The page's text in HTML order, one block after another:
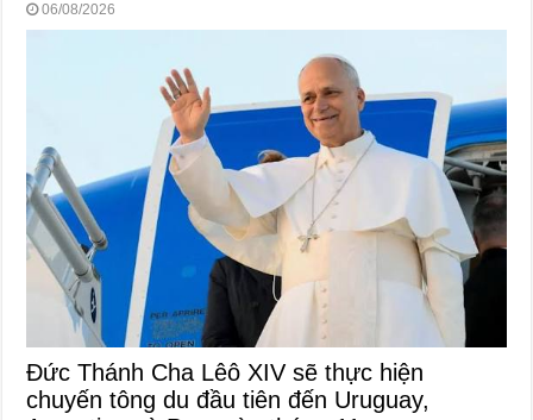
06/08/2026
Đức Thánh Cha Lêô XIV sẽ thực hiện
chuyến tông du đầu tiên đến Uruguay,